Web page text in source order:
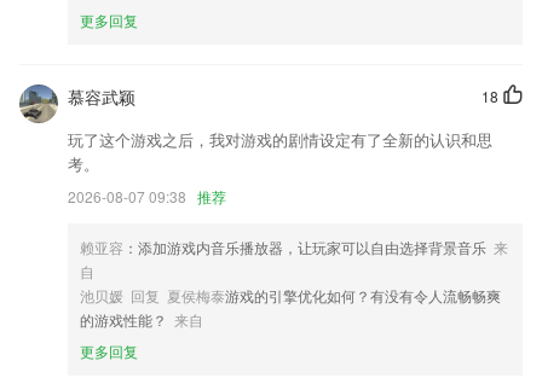
1.：用户可以自定义设置2265中心内所有设置功能；
3.我们提供有趣有效的学习游戏，让幼儿对周围的事物、现象感兴趣，有
好奇心和求知欲。
4.宝宝巴士(BabyBus),专注启蒙，而不仅仅是教育。
5.为2265用户提供了各种优质的英语练习题库，随时都可以在这里刷题练
习，掌握更多的英语知识；
6.自由选择适合自己的外教，课后师生双向打分，追踪课堂满意度，用日
本匠心，打造高品质教学服务
天天彩票下载更新了什么?
扫码识别提速，开锁速度更快哦！
更多回复
18
慕容武颖
玩了这个游戏之后，我对游戏的剧情设定有了全新的认识和思
考。
2026-08-07 09:38 推荐
赖亚容 ：添加游戏内音乐播放器，让玩家可以自由选择背景音乐 来
自
池贝媛 回复 夏侯梅泰游戏的引擎优化如何？有没有令人流畅畅爽
的游戏性能？ 来自
更多回复